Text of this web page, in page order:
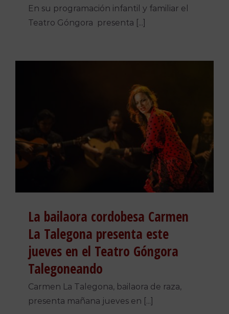
En su programación infantil y familiar el
Teatro Góngora presenta [...]
La bailaora cordobesa Carmen
La Talegona presenta este
jueves en el Teatro Góngora
Talegoneando
Carmen La Talegona, bailaora de raza,
presenta mañana jueves en [...]